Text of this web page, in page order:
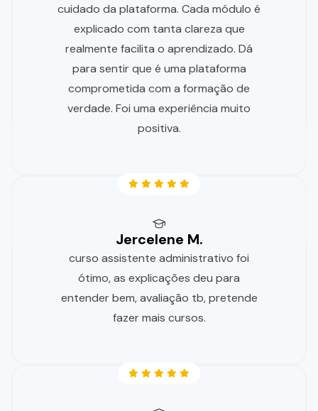
cuidado da plataforma. Cada módulo é
explicado com tanta clareza que
realmente facilita o aprendizado. Dá
para sentir que é uma plataforma
comprometida com a formação de
verdade. Foi uma experiência muito
positiva.
Jercelene M.
curso assistente administrativo foi
ótimo, as explicações deu para
entender bem, avaliação tb, pretende
fazer mais cursos.